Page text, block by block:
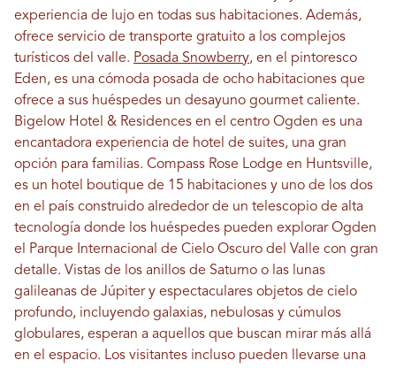
experiencia de lujo en todas sus habitaciones. Además,
ofrece servicio de transporte gratuito a los complejos
turísticos del valle. Posada Snowberry, en el pintoresco
Eden, es una cómoda posada de ocho habitaciones que
ofrece a sus huéspedes un desayuno gourmet caliente.
Bigelow Hotel & Residences en el centro Ogden es una
encantadora experiencia de hotel de suites, una gran
opción para familias. Compass Rose Lodge en Huntsville,
es un hotel boutique de 15 habitaciones y uno de los dos
en el país construido alrededor de un telescopio de alta
tecnología donde los huéspedes pueden explorar Ogden
el Parque Internacional de Cielo Oscuro del Valle con gran
detalle. Vistas de los anillos de Saturno o las lunas
galileanas de Júpiter y espectaculares objetos de cielo
profundo, incluyendo galaxias, nebulosas y cúmulos
globulares, esperan a aquellos que buscan mirar más allá
en el espacio. Los visitantes incluso pueden llevarse una